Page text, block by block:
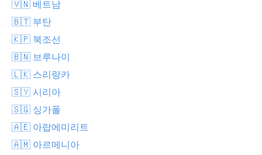
🇻🇳 베트남
🇧🇹 부탄
🇰🇵 북조선
🇧🇳 브루나이
🇱🇰 스리랑카
🇸🇾 시리아
🇸🇬 싱가폴
🇦🇪 아랍에미리트
🇦🇲 아르메니아